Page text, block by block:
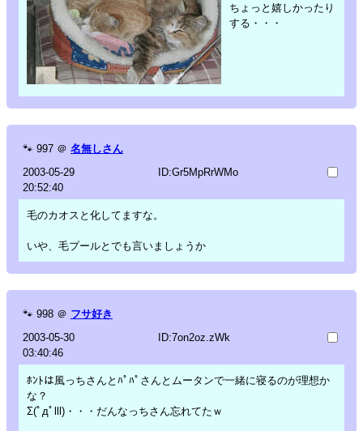
ちょっと嬉しかったり
する・・・
🐾 997 ＠ 名無しさん
2003-05-29
20:52:40
ID:Gr5MpRrWMo
毛のカオスと化してますな。
いや、毛プールとでも言いましょうか
🐾 998 ＠ フサ好き
2003-05-30
03:40:46
ID:7on2oz.zWk
ﾎﾝﾄは風っちさんとﾊﾟﾊﾟさんとムータンで一緒に寝るのが理想か
な？
Σ(ﾟдﾟlll)・・・だんなっちさん忘れてたｗ